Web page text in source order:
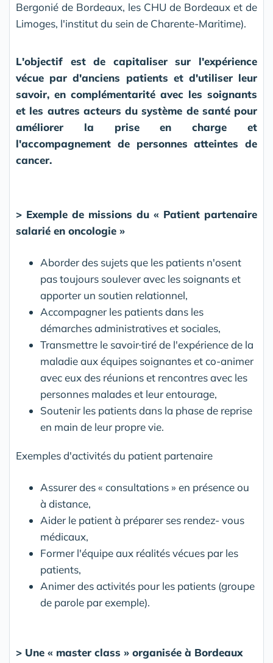
Bergonié de Bordeaux, les CHU de Bordeaux et de
Limoges, l'institut du sein de Charente-Maritime).
L'objectif est de capitaliser sur l'expérience
vécue par d'anciens patients et d'utiliser leur
savoir, en complémentarité avec les soignants
et les autres acteurs du système de santé pour
améliorer la prise en charge et
l'accompagnement de personnes atteintes de
cancer.
> Exemple de missions du « Patient partenaire
salarié en oncologie »
Aborder des sujets que les patients n'osent
pas toujours soulever avec les soignants et
apporter un soutien relationnel,
Accompagner les patients dans les
démarches administratives et sociales,
Transmettre le savoirtiré de l'expérience de la
maladie aux équipes soignantes et co-animer
avec eux des réunions et rencontres avec les
personnes malades et leur entourage,
Soutenir les patients dans la phase de reprise
en main de leur propre vie.
Exemples d'activités du patient partenaire
Assurer des « consultations » en présence ou
à distance,
Aider le patient à préparer ses rendez- vous
médicaux,
Former l'équipe aux réalités vécues par les
patients,
Animer des activités pour les patients (groupe
de parole par exemple).
> Une « master class » organisée à Bordeaux